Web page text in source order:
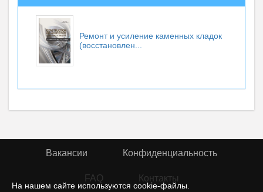
На нашем сайте используются cookie-файлы.
Ремонт и усиление каменных кладок
(восстановлен...
Вакансии Конфиденциальность
FAQ Контакты